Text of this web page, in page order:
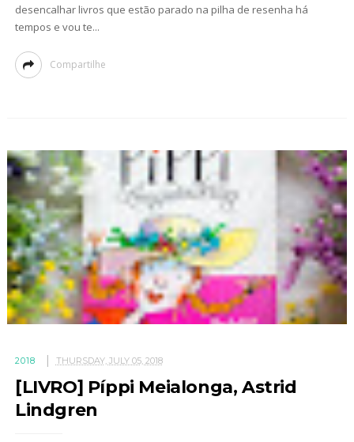
desencalhar livros que estão parado na pilha de resenha há
tempos e vou te...
Compartilhe
2018 THURSDAY, JULY 05, 2018
[LIVRO] Píppi Meialonga, Astrid
Lindgren